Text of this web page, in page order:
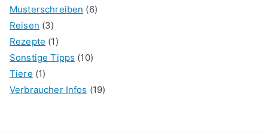
Musterschreiben (6)
Reisen (3)
Rezepte (1)
Sonstige Tipps (10)
Tiere (1)
Verbraucher Infos (19)